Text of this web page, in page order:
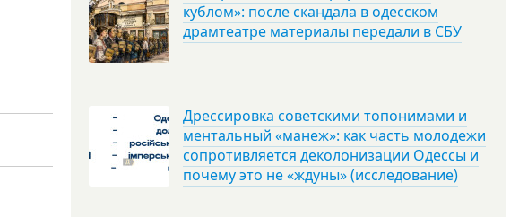
кублом»: после скандала в одесском
драмтеатре материалы передали в СБУ
Дрессировка советскими топонимами и
ментальный «манеж»: как часть молодежи
сопротивляется деколонизации Одессы и
почему это не «ждуны» (исследование)